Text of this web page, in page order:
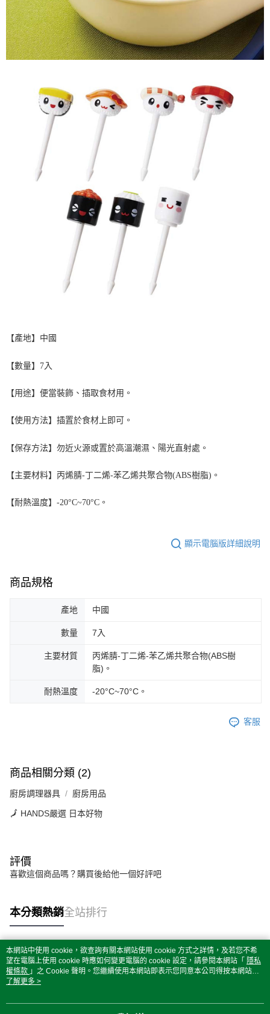
【產地】中國
【數量】 7 入
【用途】便當裝飾、插取食材用。
【使用方法】插置於食材上即可。
【保存方法】勿近火源或置於高溫潮濕、陽光直射處。
【主要材料】丙烯腈-丁二烯-苯乙烯共聚合物(ABS樹脂) 。
【耐熱溫度】 -20°C~70°C 。
顯示電腦版詳細說明
商品規格
產地 中國
數量 7入
主要材質
丙烯腈-丁二烯-苯乙烯共聚合物(ABS樹
脂)。
耐熱溫度 -20°C~70°C。
客服
商品相關分類 (2)
廚房調理器具 廚房用品
🗾 HANDS嚴選 日本好物
評價
喜歡這個商品嗎？購買後給他一個好評吧
本分類熱銷全站排行
熱門標籤
本網站中使用 cookie，欲查詢有關本網站使用 cookie 方式之詳情，及若您不希
望在電腦上使用 cookie 時應如何變更電腦的 cookie 設定，請參閱本網站「 隱私
權條款 」之 Cookie 聲明。您繼續使用本網站即表示您同意本公司得按本網站使
用條款之 Cookie 聲明使用 cookie。
了解更多 >